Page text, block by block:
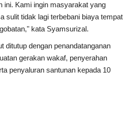
ini. Kami ingin masyarakat yang
sulit tidak lagi terbebani biaya tempat
kata Syamsurizal.
ditutup dengan penandatanganan
gerakan wakaf, penyerahan
penyaluran santunan kepada 10